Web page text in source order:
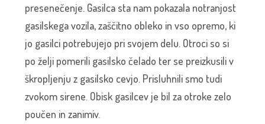
presenečenje. Gasilca sta nam pokazala notranjost
gasilskega vozila, zaščitno obleko in vso opremo, ki
jo gasilci potrebujejo pri svojem delu. Otroci so si
po želji pomerili gasilsko čelado ter se preizkusili v
škropljenju z gasilsko cevjo. Prisluhnili smo tudi
zvokom sirene. Obisk gasilcev je bil za otroke zelo
poučen in zanimiv.